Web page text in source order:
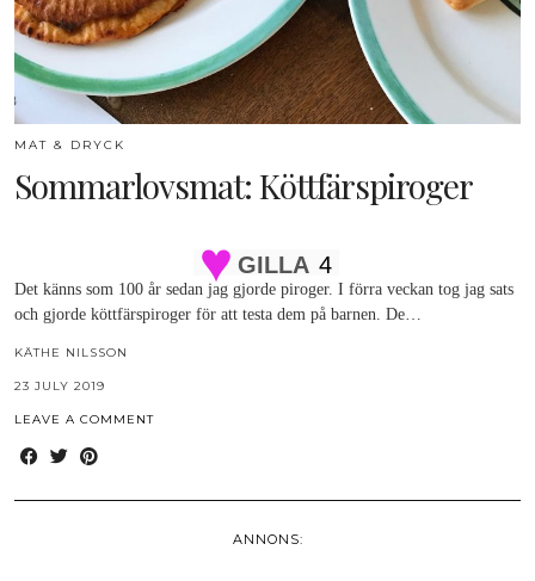
MAT & DRYCK
Sommarlovsmat: Köttfärspiroger
GILLA 4
Det känns som 100 år sedan jag gjorde piroger. I förra veckan tog jag sats
och gjorde köttfärspiroger för att testa dem på barnen. De…
KÄTHE NILSSON
23 JULY 2019
LEAVE A COMMENT
ANNONS: